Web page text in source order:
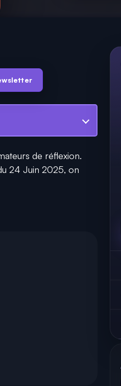
de réflexion.
24 Juin 2025, on